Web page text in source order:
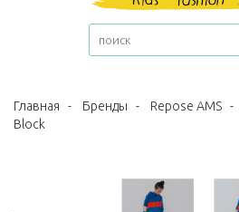
Главная - Бренды - Repose AMS -
Block